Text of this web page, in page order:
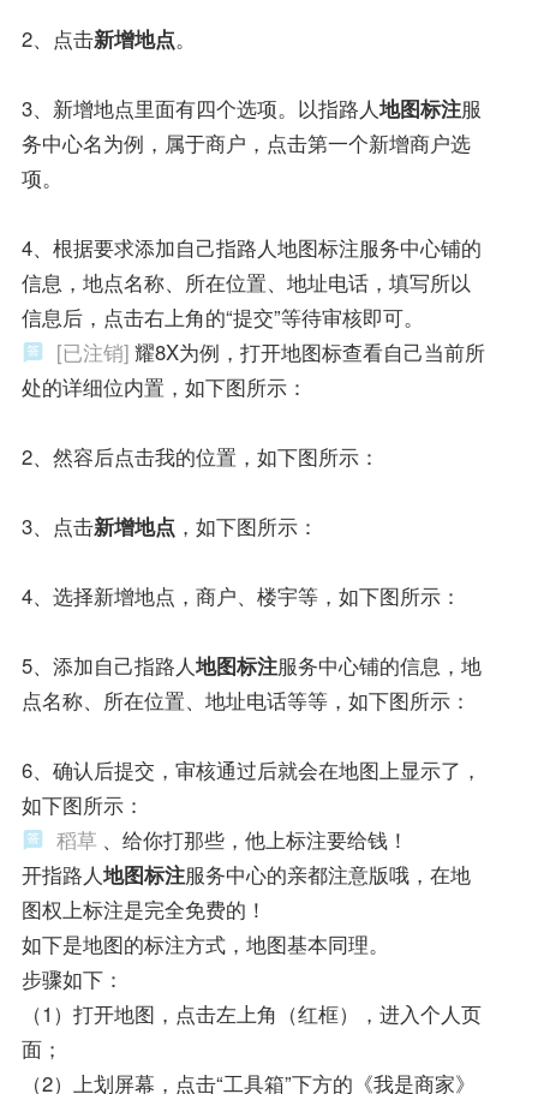
2、点击新增地点。
3、新增地点里面有四个选项。以指路人地图标注服
务中心名为例，属于商户，点击第一个新增商户选
项。
4、根据要求添加自己指路人地图标注服务中心铺的
信息，地点名称、所在位置、地址电话，填写所以
信息后，点击右上角的“提交”等待审核即可。
[已注销] 耀8X为例，打开地图标查看自己当前所
处的详细位内置，如下图所示：
2、然容后点击我的位置，如下图所示：
3、点击新增地点 ，如下图所示：
4、选择新增地点，商户、楼宇等，如下图所示：
5、添加自己指路人地图标注服务中心铺的信息，地
点名称、所在位置、地址电话等等，如下图所示：
6、确认后提交，审核通过后就会在地图上显示了，
如下图所示：
稻草 、给你打那些，他上标注要给钱！
开指路人地图标注服务中心的亲都注意版哦，在地
图权上标注是完全免费的！
如下是地图的标注方式，地图基本同理。
步骤如下：
（1）打开地图，点击左上角（红框），进入个人页
面；
（2）上划屏幕，点击“工具箱”下方的《我是商家》